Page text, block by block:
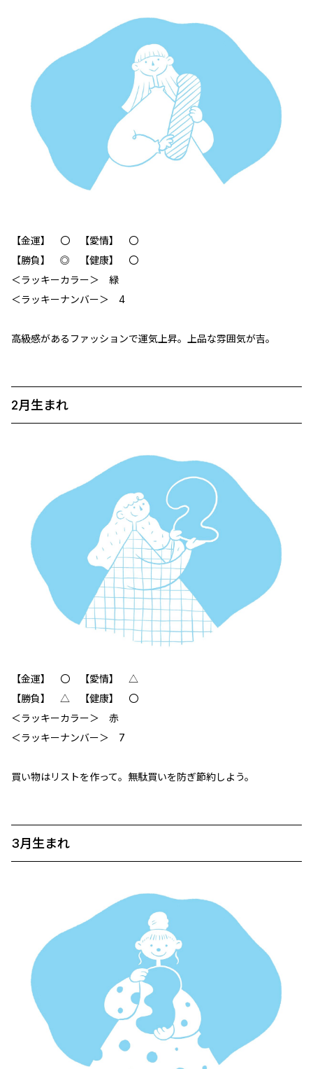
【金運】 〇 【愛情】 〇
【勝負】 ◎ 【健康】 〇
＜ラッキーカラー＞ 緑
＜ラッキーナンバー＞ 4
高級感があるファッションで運気上昇。上品な雰囲気が吉。
2月生まれ
【金運】 〇 【愛情】 △
【勝負】 △ 【健康】 〇
＜ラッキーカラー＞ 赤
＜ラッキーナンバー＞ 7
買い物はリストを作って。無駄買いを防ぎ節約しよう。
3月生まれ